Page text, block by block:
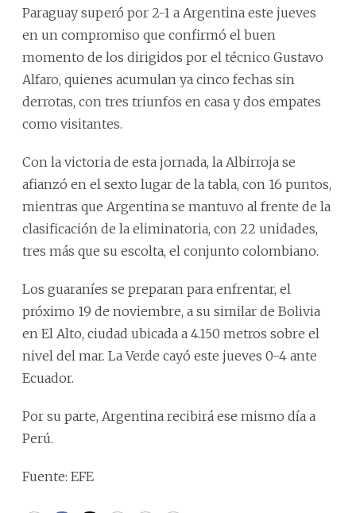
Paraguay superó por 2-1 a Argentina este jueves
en un compromiso que confirmó el buen
momento de los dirigidos por el técnico Gustavo
Alfaro, quienes acumulan ya cinco fechas sin
derrotas, con tres triunfos en casa y dos empates
como visitantes.
Con la victoria de esta jornada, la Albirroja se
afianzó en el sexto lugar de la tabla, con 16 puntos,
mientras que Argentina se mantuvo al frente de la
clasificación de la eliminatoria, con 22 unidades,
tres más que su escolta, el conjunto colombiano.
Los guaraníes se preparan para enfrentar, el
próximo 19 de noviembre, a su similar de Bolivia
en El Alto, ciudad ubicada a 4.150 metros sobre el
nivel del mar. La Verde cayó este jueves 0-4 ante
Ecuador.
Por su parte, Argentina recibirá ese mismo día a
Perú.
Fuente: EFE